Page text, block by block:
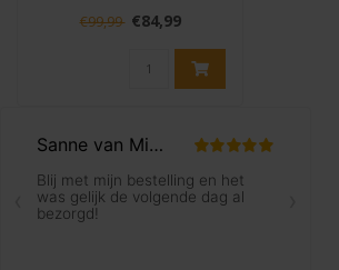
lichtgewicht
badmintonschoen die idea..
€99,99 €84,99